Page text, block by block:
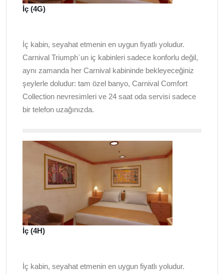
İç (4G)
İç kabin, seyahat etmenin en uygun fiyatlı yoludur.
Carnival Triumph`un iç kabinleri sadece konforlu değil,
aynı zamanda her Carnival kabininde bekleyeceğiniz
şeylerle doludur: tam özel banyo, Carnival Comfort
Collection nevresimleri ve 24 saat oda servisi sadece
bir telefon uzağınızda.
İç (4H)
İç kabin, seyahat etmenin en uygun fiyatlı yoludur.